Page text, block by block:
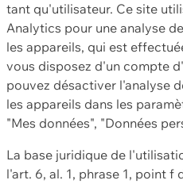
tant qu'utilisateur. Ce site
Analytics pour une analyse
les appareils, qui est
vous disposez d'un compte
pouvez désactiver l'analyse
les appareils dans les
"Mes données", "Données
La base juridique de
l'art. 6, al. 1, phrase 1, point f